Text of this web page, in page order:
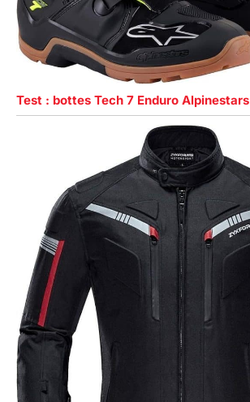
Test : bottes Tech 7 Enduro Alpinestars